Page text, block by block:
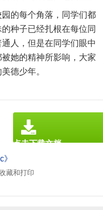
的每个角落，同学们都
种子已经扎根在每位同
人，但是在同学们眼中
她的精神所影响，大家
德少年。
藏和打印
点击下载文档